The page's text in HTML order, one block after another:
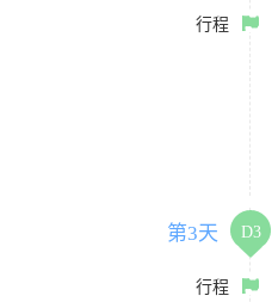
行程
第3天 D3
行程